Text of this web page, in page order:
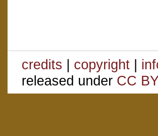
credits | copyright |
released under CC